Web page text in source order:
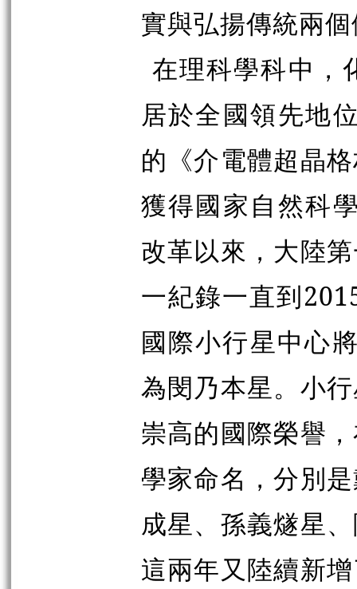
實與弘揚傳統兩
在理科學科中，
居於全國領先地
的《介電體超晶
獲得國家自然科
改革以來，大陸
一紀錄一直到
國際小行星中心
為閔乃本星。小
崇高的國際榮譽
學家命名，分別
成星、孫義燧星
這兩年又陸續新